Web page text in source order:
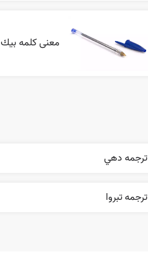
معنی کلمه بيك
ترجمه دهي
ترجمه تبروا